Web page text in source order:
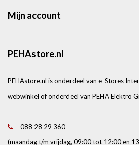
Mijn account
PEHAstore.nl
PEHAstore.nl is onderdeel van e-Stores
webwinkel of onderdeel van PEHA Elektro
088 28 29 360
(maandag t/m vrijdag, 09:00 tot 12:00 en